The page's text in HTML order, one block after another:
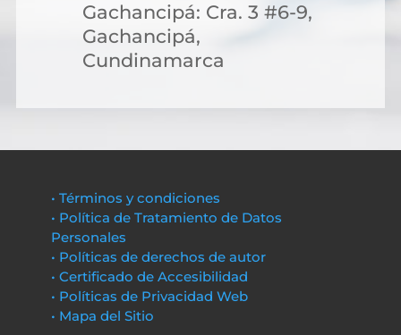
Gachancipá: Cra. 3 #6-9,
Gachancipá,
Cundinamarca
• Términos y condiciones
• Política de Tratamiento de Datos
Personales
• Políticas de derechos de autor
• Certificado de Accesibilidad
• Políticas de Privacidad Web
• Mapa del Sitio